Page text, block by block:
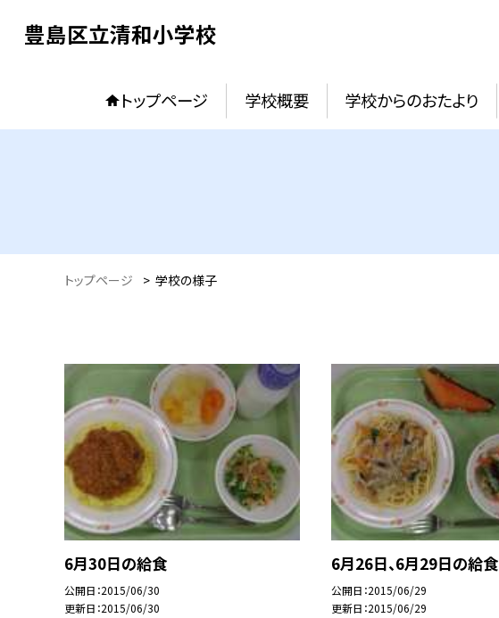
豊島区立清和小学校
トップページ 学校概要 学校からのおたより
トップページ > 学校の様子
6月30日の給食
公開日 2015/06/30
更新日 2015/06/30
6月26日、6月29日の給食
公開日 2015/06/29
更新日 2015/06/29